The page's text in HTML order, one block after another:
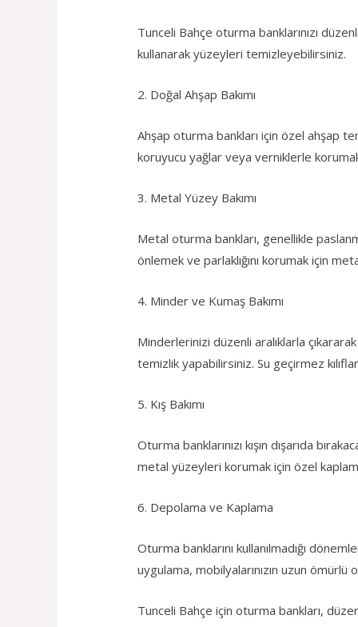
Tunceli Bahçe oturma banklarınızı
kullanarak yüzeyleri temizleyebilirsiniz.
2. Doğal Ahşap Bakımı
Ahşap oturma bankları için özel ahşap
koruyucu yağlar veya verniklerle
3. Metal Yüzey Bakımı
Metal oturma bankları, genellikle
önlemek ve parlaklığını korumak için
4. Minder ve Kumaş Bakımı
Minderlerinizi düzenli aralıklarla
temizlik yapabilirsiniz. Su geçirmez
5. Kış Bakımı
Oturma banklarınızı kışın dışarıda
metal yüzeyleri korumak için özel
6. Depolama ve Kaplama
Oturma banklarını kullanılmadığı
uygulama, mobilyalarınızın uzun ömürlü
Tunceli Bahçe için oturma bankları,